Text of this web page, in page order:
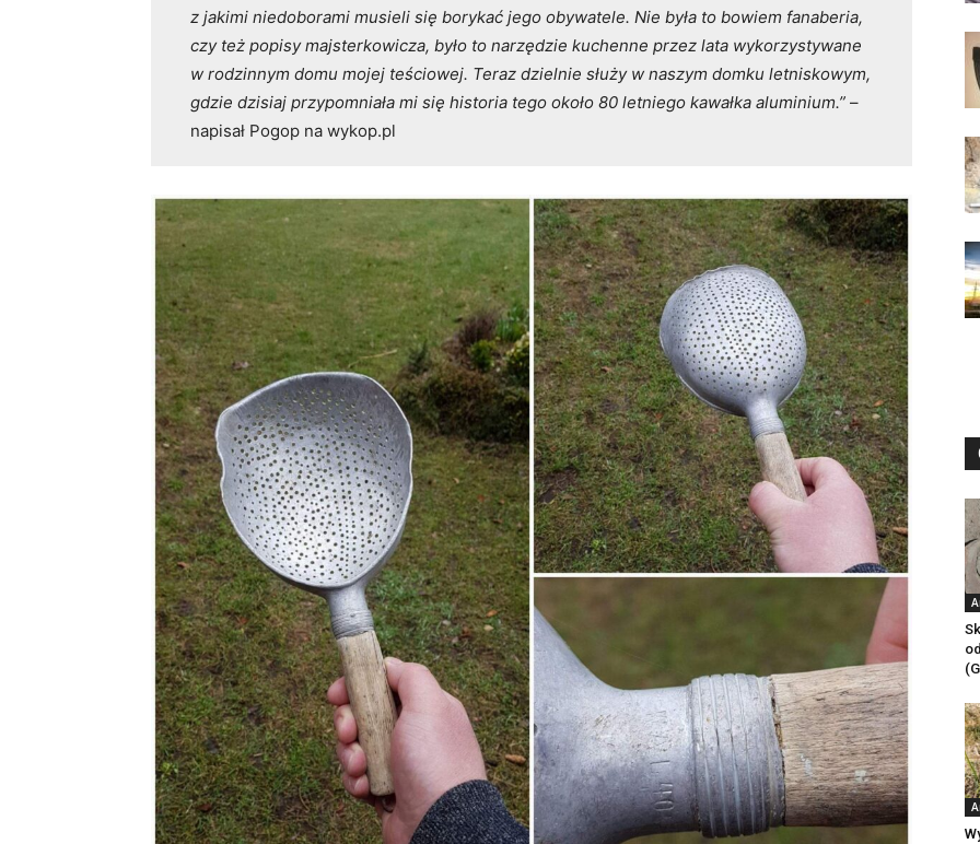
z jakimi niedoborami musieli się borykać jego obywatele. Nie była to bowiem fanaberia,
czy też popisy majsterkowicza, było to narzędzie kuchenne przez lata wykorzystywane
w rodzinnym domu mojej teściowej. Teraz dzielnie służy w naszym domku letniskowym,
gdzie dzisiaj przypomniała mi się historia tego około 80 letniego kawałka aluminium.”–
napisał Pogop na wykop.pl